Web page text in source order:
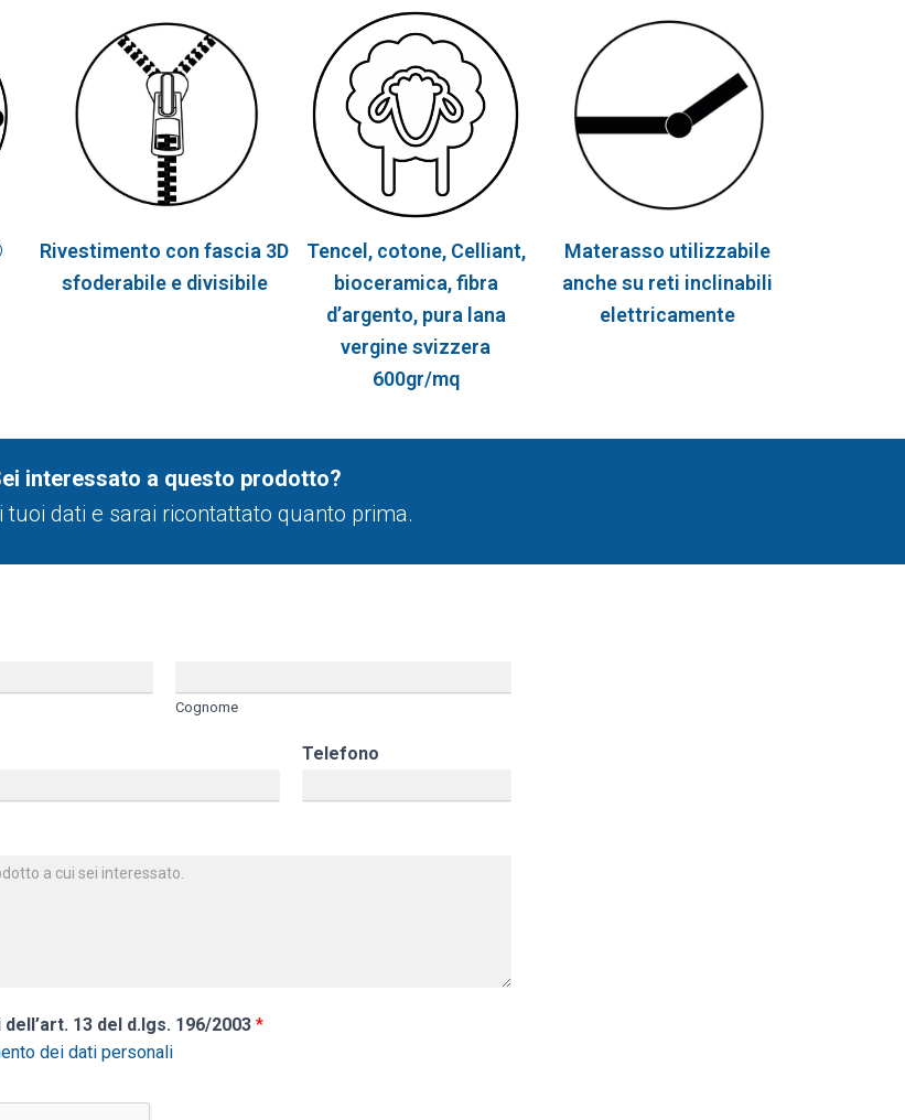
Rivestimento con fascia 3D
sfoderabile e divisibile
Tencel, cotone, Celliant,
bioceramica, fibra
d’argento, pura lana
vergine svizzera
600gr/mq
Materasso utilizzabile
anche su reti inclinabili
elettricamente
interessato a questo prodotto?
tuoi dati e sarai ricontattato quanto prima.
Cognome
Telefono
13 del d.lgs. 196/2003 *
dei dati personali